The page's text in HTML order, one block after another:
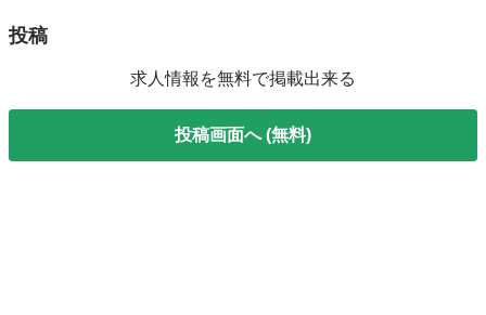
投稿
求人情報を無料で掲載出来る
投稿画面へ (無料)